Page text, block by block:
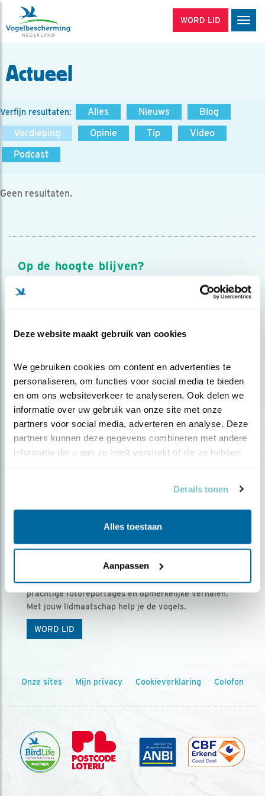
Deze website maakt gebruik van cookies
We gebruiken cookies om content en advertenties te
personaliseren, om functies voor social media te bieden
en om ons websiteverkeer te analyseren. Ook delen we
informatie over uw gebruik van onze site met onze
partners voor social media, adverteren en analyse. Deze
partners kunnen deze gegevens combineren met andere
informatie die u aan ze heeft verstrekt of die ze hebben
Details tonen
Alles toestaan
Aanpassen
WORD LID
Actueel
Verfijn resultaten: Alles Nieuws
Blog
Verdieping
Opinie Tip
Video
Podcast
Geen resultaten.
Op de hoogte blijven?
Meld je aan en ontvang nieuws, inspiratie, acties en tips
over vogels en activiteiten van Vogelbescherming.
Ontvang 5 x Vogels voor € 36,00 per jaar
Vogels is het tijdschrift voor onze leden, met
prachtige fotoreportages en opmerkelijke verhalen.
Met jouw lidmaatschap help je de vogels.
WORD LID
Onze sites Mijn privacy Cookieverklaring Colofon